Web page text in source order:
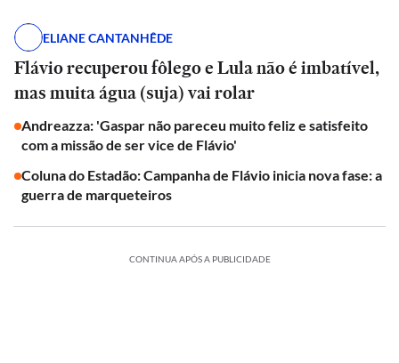
ELIANE CANTANHÊDE
Flávio recuperou fôlego e Lula não é imbatível,
mas muita água (suja) vai rolar
Andreazza: 'Gaspar não pareceu muito feliz e satisfeito
com a missão de ser vice de Flávio'
Coluna do Estadão: Campanha de Flávio inicia nova fase: a
guerra de marqueteiros
CONTINUA APÓS A PUBLICIDADE